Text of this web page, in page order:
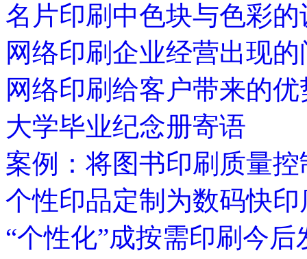
名片印刷中色块与色彩
网络印刷企业经营出现
网络印刷给客户带来的优
大学毕业纪念册寄语
案例：将图书印刷质量控
个性印品定制为数码快
“个性化”成按需印刷今